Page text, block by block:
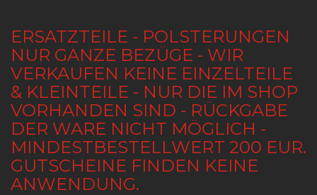
ERSATZTEILE - POLSTERUNGEN
NUR GANZE BEZÜGE - WIR
VERKAUFEN KEINE EINZELTEILE
& KLEINTEILE - NUR DIE IM SHOP
VORHANDEN SIND - RÜCKGABE
DER WARE NICHT MÖGLICH -
MINDESTBESTELLWERT 200 EUR.
GUTSCHEINE FINDEN KEINE
ANWENDUNG.